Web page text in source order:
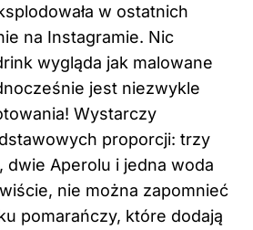
w ostatnich
na Instagramie. Nic
wygląda jak malowane
jest niezwykle
Wystarczy
proporcji: trzy
dwie Aperolu i jedna woda
nie można zapomnieć
pomarańczy, które dodają